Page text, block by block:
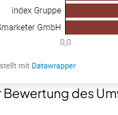
Bewertung des